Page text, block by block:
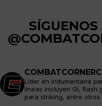
Líder en indumentaria
líneas incluyen GI, Rash
para striking, entre otros.